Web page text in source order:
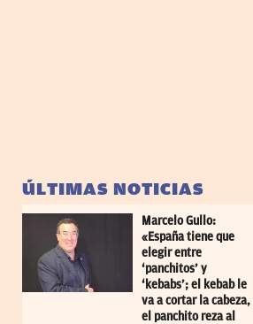
ÚLTIMAS NOTICIAS
Marcelo Gullo:
«España tiene que
elegir entre
‘panchitos’ y
‘kebabs’; el kebab le
va a cortar la cabeza,
el panchito reza al